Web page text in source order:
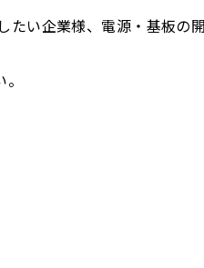
たい企業様、電源・基板